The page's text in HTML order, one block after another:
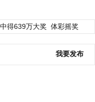
得639万大奖 体彩摇奖
我要发布